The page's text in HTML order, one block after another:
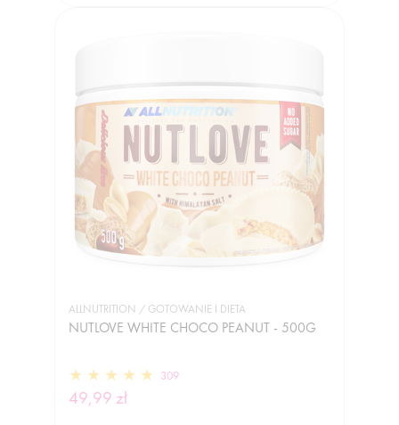
ALLNUTRITION / GOTOWANIE I DIETA
NUTLOVE WHITE CHOCO PEANUT - 500G
309
49,99 zł